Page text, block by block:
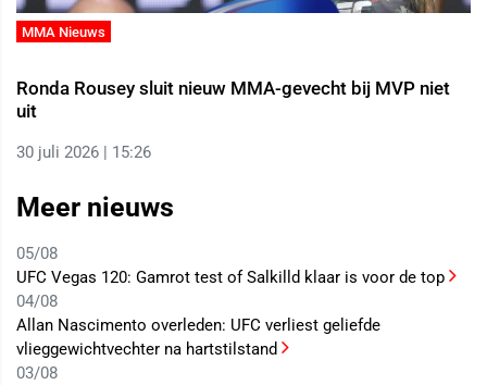
MMA Nieuws
Ronda Rousey sluit nieuw MMA-gevecht bij MVP niet
uit
30 juli 2026 | 15:26
Meer nieuws
05/08
UFC Vegas 120: Gamrot test of Salkilld klaar is voor de top
04/08
Allan Nascimento overleden: UFC verliest geliefde
vlieggewichtvechter na hartstilstand
03/08